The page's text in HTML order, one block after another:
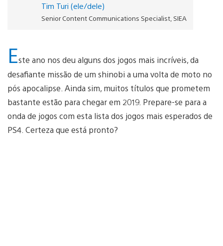
Tim Turi (ele/dele)
Senior Content Communications Specialist, SIEA
Este ano nos deu alguns dos jogos mais incríveis, da
desafiante missão de um shinobi a uma volta de moto no
pós apocalipse. Ainda sim, muitos títulos que prometem
bastante estão para chegar em 2019. Prepare-se para a
onda de jogos com esta lista dos jogos mais esperados de
PS4. Certeza que está pronto?